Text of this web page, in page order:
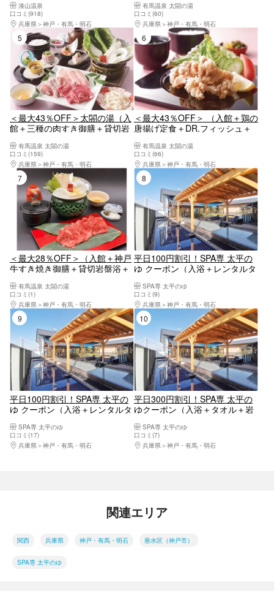
湊山温泉
口コミ(918)
兵庫県
神戸・有馬・明石
ド266】
有馬温泉 太閤の湯
口コミ(60)
兵庫県
神戸・有馬・明石
5位
＜最大43％OFF＞太閤の湯（入
館＋三種の肉すき御膳＋貸切岩
ド267】
有馬温泉 太閤の湯
口コミ(159)
兵庫県
神戸・有馬・明石
6位
＜最大43％OFF＞ （入館＋鶏の
唐揚げ定食＋DR.フィッシュ＋
3004】
有馬温泉 太閤の湯
口コミ(66)
兵庫県
神戸・有馬・明石
7位
＜最大28％OFF＞（入館＋神戸
牛すき焼き御膳＋貸切岩盤浴＋
269】
有馬温泉 太閤の湯
口コミ(1)
兵庫県
神戸・有馬・明石
平日100円割引！SPA専 太平の
ゆ クーポン（入浴＋レンタルタ
SPA専 太平のゆ
口コミ(9)
兵庫県
神戸・有馬・明石
平日100円割引！SPA専 太平の
ゆ クーポン（入浴＋レンタルタ
SPA専 太平のゆ
口コミ(17)
兵庫県
神戸・有馬・明石
平日300円割引！SPA専 太平の
ゆクーポン（入浴＋タオル＋岩
ム）SPA専 太平のゆ
口コミ(7)
兵庫県
神戸・有馬・明石
関連エリア
関西 兵庫県 神戸・有馬・明石 垂水区（神戸市）
SPA専 太平のゆ